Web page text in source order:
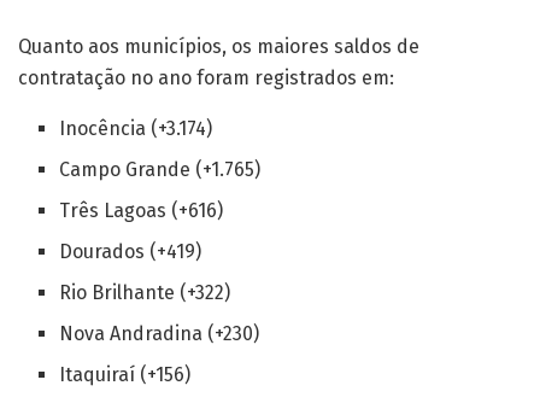
Quanto aos municípios, os maiores saldos de
contratação no ano foram registrados em:
Inocência (+3.174)
Campo Grande (+1.765)
Três Lagoas (+616)
Dourados (+419)
Rio Brilhante (+322)
Nova Andradina (+230)
Itaquiraí (+156)